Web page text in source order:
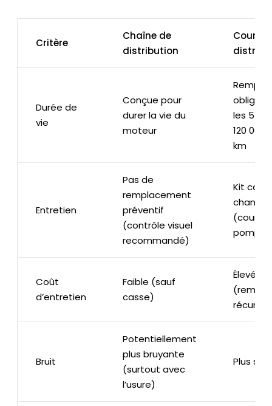
Critère
Chaîne de
distribution
Durée de
vie
Conçue pour
durer la vie du
moteur
les 5-6
120
km
Entretien
Pas de
remplacement
préventif
(contrôle visuel
recommandé)
Kit
changer
pompe
Coût
d’entretien
Faible (sauf
casse)
Élevé
Bruit
Potentiellement
plus bruyante
(surtout avec
l’usure)
Plus